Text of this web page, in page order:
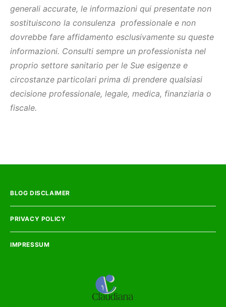
generali accurate, le informazioni qui presentate non
sostituiscono la consulenza professionale e non
dovrebbe fare affidamento esclusivamente su queste
informazioni. Consulti sempre un professionista nel
proprio settore sanitario per le Sue esigenze e
circostanze particolari prima di prendere qualsiasi
decisione professionale, legale, medica, finanziaria o
fiscale.
BLOG DISCLAIMER
PRIVACY POLICY
IMPRESSUM